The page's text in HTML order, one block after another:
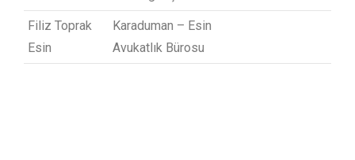
Filiz Toprak
Esin
Karaduman – Esin
Avukatlık Bürosu